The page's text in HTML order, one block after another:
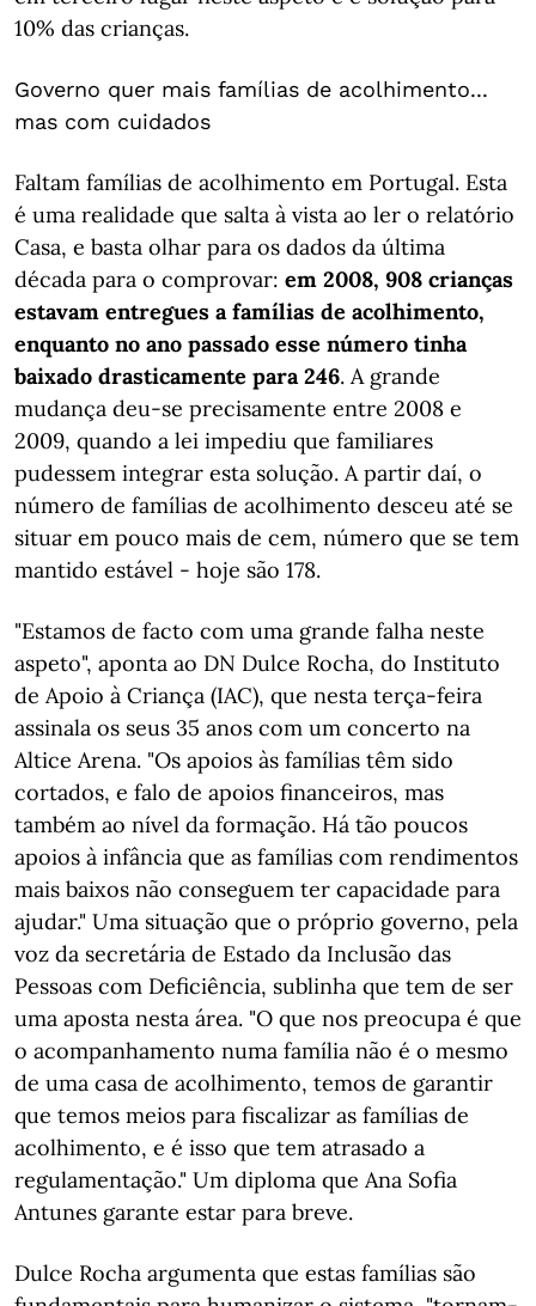
10% das crianças.
Governo quer mais famílias de acolhimento...
mas com cuidados
Faltam famílias de acolhimento em Portugal. Esta
é uma realidade que salta à vista ao ler o relatório
Casa, e basta olhar para os dados da última
década para o comprovar: em 2008, 908 crianças
estavam entregues a famílias de acolhimento,
enquanto no ano passado esse número tinha
baixado drasticamente para 246. A grande
mudança deu-se precisamente entre 2008 e
2009, quando a lei impediu que familiares
pudessem integrar esta solução. A partir daí, o
número de famílias de acolhimento desceu até se
situar em pouco mais de cem, número que se tem
mantido estável - hoje são 178.
"Estamos de facto com uma grande falha neste
aspeto", aponta ao DN Dulce Rocha, do Instituto
de Apoio à Criança (IAC), que nesta terça-feira
assinala os seus 35 anos com um concerto na
Altice Arena. "Os apoios às famílias têm sido
cortados, e falo de apoios financeiros, mas
também ao nível da formação. Há tão poucos
apoios à infância que as famílias com rendimentos
mais baixos não conseguem ter capacidade para
ajudar." Uma situação que o próprio governo, pela
voz da secretária de Estado da Inclusão das
Pessoas com Deficiência, sublinha que tem de ser
uma aposta nesta área. "O que nos preocupa é que
o acompanhamento numa família não é o mesmo
de uma casa de acolhimento, temos de garantir
que temos meios para fiscalizar as famílias de
acolhimento, e é isso que tem atrasado a
regulamentação." Um diploma que Ana Sofia
Antunes garante estar para breve.
Dulce Rocha argumenta que estas famílias são